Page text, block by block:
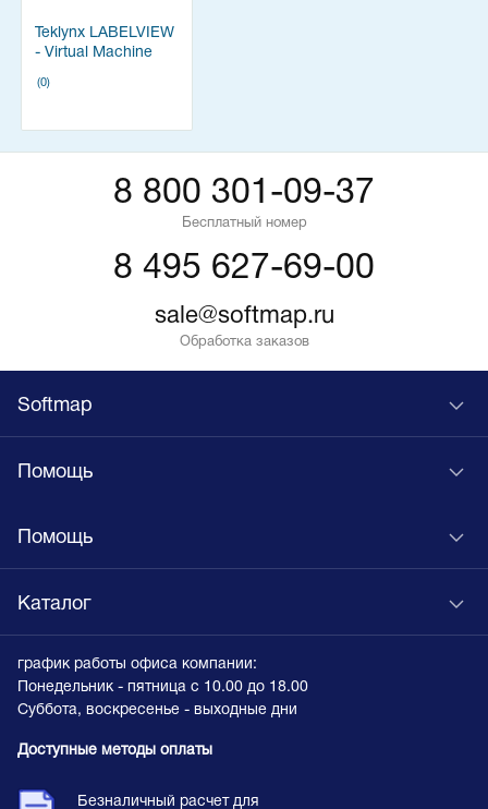
Teklynx LABELVIEW
- Virtual Machine
(0)
8 800 301-09-37
Бесплатный номер
8 495 627-69-00
sale@softmap.ru
Обработка заказов
Softmap
Помощь
Помощь
Каталог
график работы офиса компании:
Понедельник - пятница с 10.00 до 18.00
Суббота, воскресенье - выходные дни
Доступные методы оплаты
Безналичный расчет для